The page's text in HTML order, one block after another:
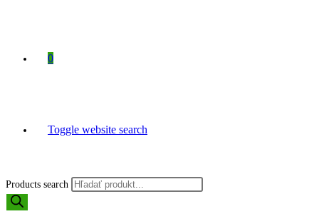
0
Toggle website search
Products search